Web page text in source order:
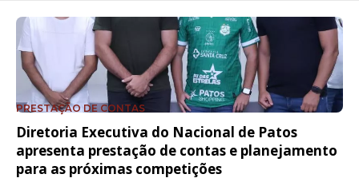
PRESTAÇÃO DE CONTAS
Diretoria Executiva do Nacional de Patos
apresenta prestação de contas e planejamento
para as próximas competições